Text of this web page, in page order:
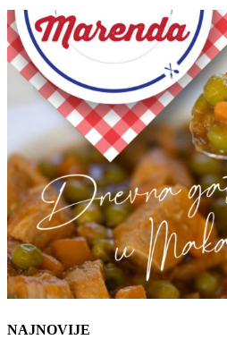
NAJNOVIJE